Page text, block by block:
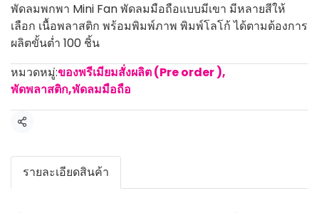
พัดลมพกพา Mini Fan พัดลมมือถือแบบมีเขา มีหลายสีให้
เลือก เนื้อพลาสติก พร้อมพิมพ์ภาพ พิมพ์โลโก้ ได้ตามต้องการ
ผลิตขั้นต่ำ 100 ชิ้น
หมวดหมู่:ของพรีเมียมสั่งผลิต (Pre order ),
พัดพลาสติก,พัดลมมือถือ
แชร์
รายละเอียดสินค้า